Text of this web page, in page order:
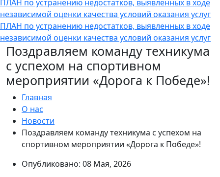
ПЛАН по устранению недостатков, выявленных в ходе
независимой оценки качества условий оказания услуг
ПЛАН по устранению недостатков, выявленных в ходе
независимой оценки качества условий оказания услуг
Поздравляем команду техникума
с успехом на спортивном
мероприятии «Дорога к Победе»!
Главная
О нас
Новости
Поздравляем команду техникума с успехом на
спортивном мероприятии «Дорога к Победе»!
Опубликовано: 08 Мая, 2026